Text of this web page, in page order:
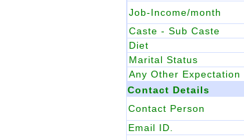
Job-Income/month
Caste - Sub Caste
Diet
Marital Status
Any Other Expectation
Contact Details
Contact Person
Email ID.